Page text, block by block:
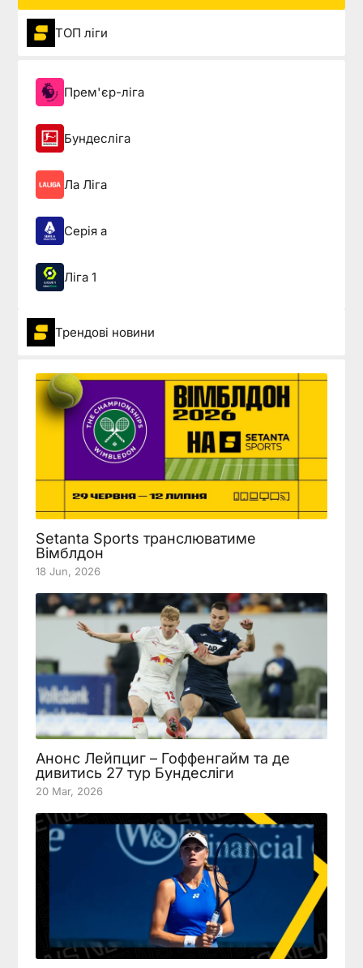
ТОП ліги
Прем'єр-ліга
Бундесліга
Ла Ліга
Серія а
Ліга 1
Трендові новини
Setanta Sports транслюватиме
Вімблдон
18 Jun, 2026
Анонс Лейпциг – Гоффенгайм та де
дивитись 27 тур Бундесліги
20 Mar, 2026